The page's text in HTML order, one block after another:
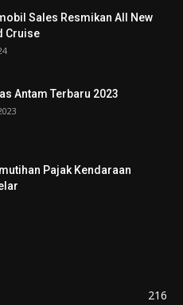
Sales Resmikan All New
Cruise
Antam Terbaru 2023
Pajak Kendaraan
216